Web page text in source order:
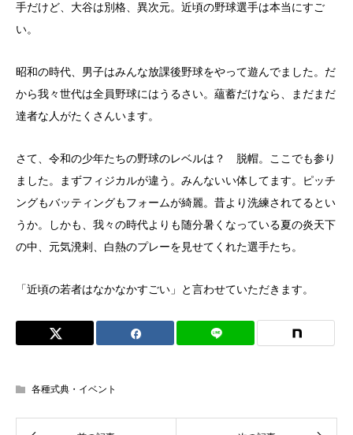
手だけど、大谷は別格、異次元。近頃の野球選手は本当にすご
い。
昭和の時代、男子はみんな放課後野球をやって遊んでました。だ
から我々世代は全員野球にはうるさい。蘊蓄だけなら、まだまだ
達者な人がたくさんいます。
さて、令和の少年たちの野球のレベルは？ 脱帽。ここでも参り
ました。まずフィジカルが違う。みんないい体してます。ピッチ
ングもバッティングもフォームが綺麗。昔より洗練されてるとい
うか。しかも、我々の時代よりも随分暑くなっている夏の炎天下
の中、元気溌剌、白熱のプレーを見せてくれた選手たち。
「近頃の若者はなかなかすごい」と言わせていただきます。
各種式典・イベント